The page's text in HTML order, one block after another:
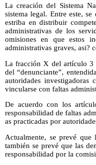
La creación del Sistema
sistema legal. Entre este,
estriba en distribuir
administrativas de los
omisiones en que estos
administrativas graves, asi?
La fracción X del artículo 3
del “denunciante”,
autoridades
vincularse con faltas
De acuerdo con los
responsabilidad de faltas
as practicadas por
Actualmente, se prevé que
también se prevé que las
responsabilidad por la